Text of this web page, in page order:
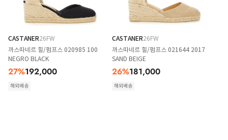
CASTANER26FW
까스따네르 힐/펌프스 020985 100
NEGRO BLACK
27%192,000
해외배송
CASTANER26FW
까스따네르 힐/펌프스 021644 2017
SAND BEIGE
26%181,000
해외배송